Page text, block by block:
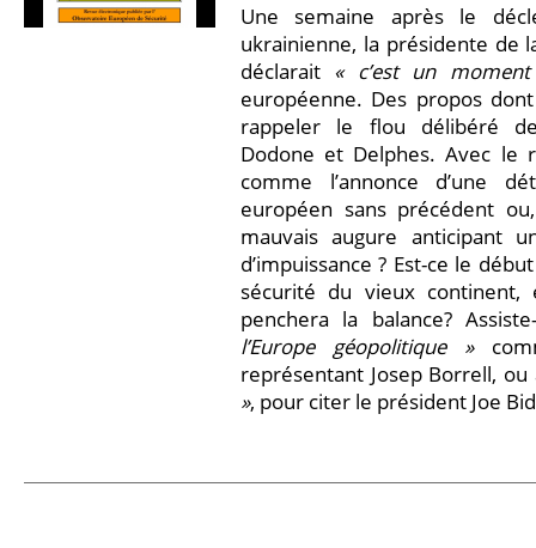
Une semaine après le
ukrainienne, la présidente de
déclarait « c’est un
européenne. Des propos dont
rappeler le flou délibéré
Dodone et Delphes. Avec le
comme l’annonce d’une
européen sans précédent
mauvais augure anticipant
d’impuissance ? Est-ce le
sécurité du vieux
penchera la balance?
l’Europe géopolitique »
représentant Josep Borrell,
», pour citer le président Joe